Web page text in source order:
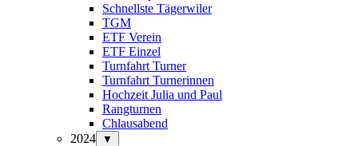
Schnellste Tägerwiler
TGM
ETF Verein
ETF Einzel
Turnfahrt Turner
Turnfahrt Turnerinnen
Hochzeit Julia und Paul
Rangturnen
Chlausabend
2024
▼